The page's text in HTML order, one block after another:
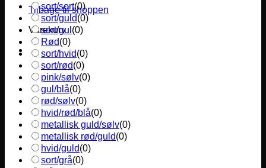
Tilbage til shoppen
Varekurv
sort/sort(0)
sort/guld(0)
sort/gul (0)
Rød(0)
sort/hvid(0)
sort/rød(0)
pink/sølv(0)
gul/blå(0)
rød/sølv(0)
hvid/rød/blå(0)
metallisk guld/sølv(0)
metallisk rød/guld(0)
hvid/guld(0)
sort/grå(0)